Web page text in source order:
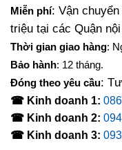
Miễn phí: Vận
triệu tại các Quận
Thời gian giao hàng:
Bảo hành: 12 tháng.
Đóng theo yêu cầu:
☎ Kinh doanh 1:
☎ Kinh doanh 2:
☎ Kinh doanh 3: